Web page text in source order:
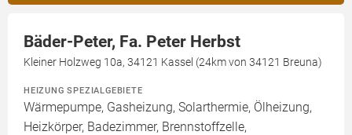
Bäder-Peter, Fa. Peter Herbst
Kleiner Holzweg 10a, 34121 Kassel (24km von 34121 Breuna)
HEIZUNG SPEZIALGEBIETE
Wärmepumpe, Gasheizung, Solarthermie, Ölheizung,
Heizkörper, Badezimmer, Brennstoffzelle,